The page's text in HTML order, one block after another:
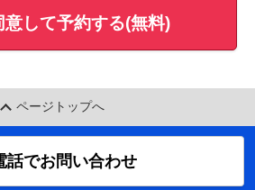
意して予約する(無料)
ページトップへ
話でお問い合わせ